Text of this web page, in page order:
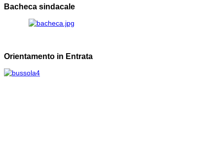
Bacheca sindacale
Orientamento in Entrata